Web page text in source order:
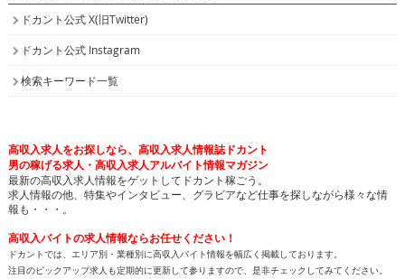
ドカント公式 X(旧Twitter)
ドカント公式 Instagram
検索キーワード一覧
高収入求人をお探しなら、高収入求人情報誌ドカント
男の稼げる求人・高収入求人アルバイト情報マガジン
最新の高収入求人情報をゲットしてドカント稼ごう。
求人情報の他、特集やインタビュー、グラビアなど仕事を探しながら様々な情
報も・・・。
高収入バイトの求人情報ならお任せください！
ドカントでは、エリア別・業種別に高収入バイト情報を幅広く掲載しております。
注目のピックアップ求人も定期的に更新して参りますので、是非チェックしてみてください。